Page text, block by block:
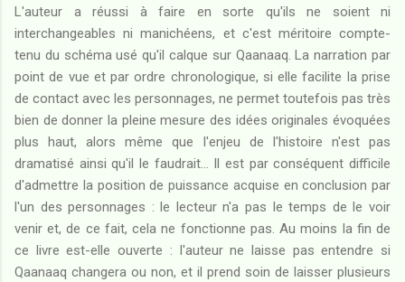
L'auteur a réussi à faire en sorte qu'ils ne soient ni
interchangeables ni manichéens, et c'est méritoire compte-
tenu du schéma usé qu'il calque sur Qaanaaq. La narration par
point de vue et par ordre chronologique, si elle facilite la prise
de contact avec les personnages, ne permet toutefois pas très
bien de donner la pleine mesure des idées originales évoquées
plus haut, alors même que l'enjeu de l'histoire n'est pas
dramatisé ainsi qu'il le faudrait... Il est par conséquent difficile
d'admettre la position de puissance acquise en conclusion par
l'un des personnages : le lecteur n'a pas le temps de le voir
venir et, de ce fait, cela ne fonctionne pas. Au moins la fin de
ce livre est-elle ouverte : l'auteur ne laisse pas entendre si
Qaanaaq changera ou non, et il prend soin de laisser plusieurs